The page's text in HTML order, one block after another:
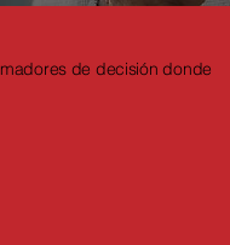
de decisión donde